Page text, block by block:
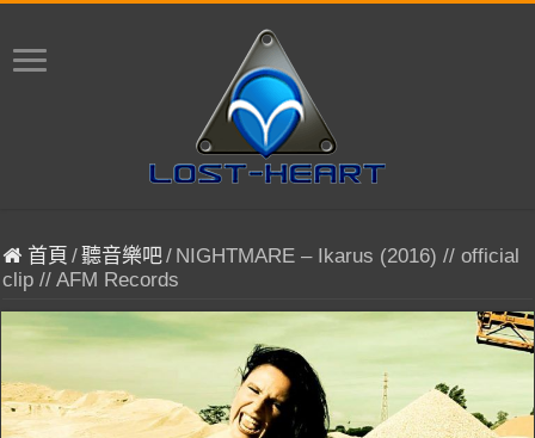
首頁 /聽音樂吧/ NIGHTMARE – Ikarus (2016) // official
clip // AFM Records